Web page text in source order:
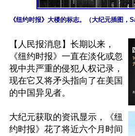
《纽约时报》大楼的标志。（大纪元插图，
【人民报消息】长期以来，
《纽约时报》一直在淡化或忽
视中共严重的侵犯人权记录，
现在它又将矛头指向了在美国
的中国异见者。
大纪元获取的资讯显示，《纽
约时报》花了将近六个月时间